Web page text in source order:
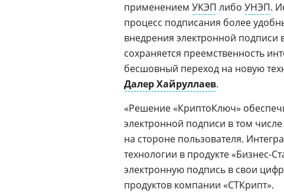
применением УКЭП либо УНЭП.
процесс подписания более
внедрения электронной подписи
сохраняется преемственность
бесшовный переход на новую
Далер Хайруллаев.
«Решение «КриптоКлюч»
электронной подписи в том
на стороне пользователя.
технологии в продукте «Бизнес-
электронную подпись в свои
продуктов компании «СТКрипт».